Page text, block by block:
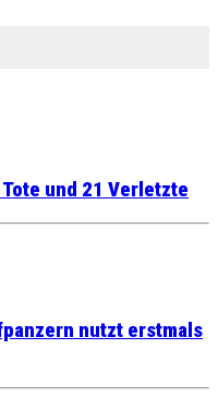
und 21 Verletzte
nutzt erstmals